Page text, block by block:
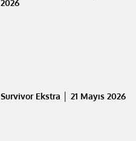
2026
Survivor Ekstra │ 21 Mayıs 2026